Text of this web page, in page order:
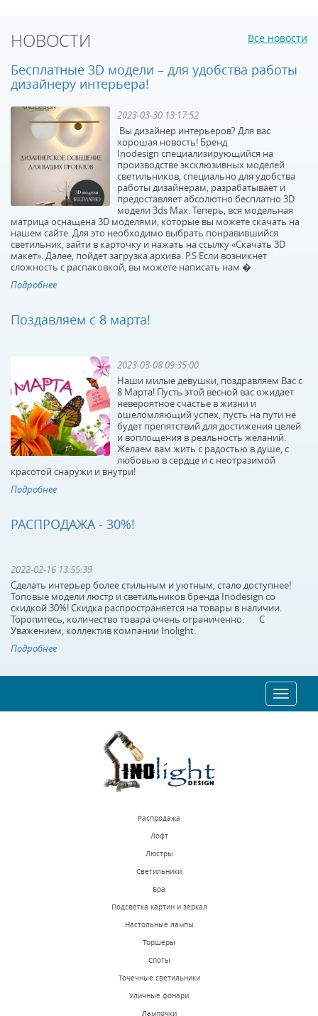
НОВОСТИ Все новости
Бесплатные 3D модели – для удобства работы
дизайнеру интерьера!
2023-03-30 13:17:52
Вы дизайнер интерьеров? Для вас
хорошая новость! Бренд
Inodesign специализирующийся на
производстве эксклюзивных моделей
светильников, специально для удобства
работы дизайнерам, разрабатывает и
предоставляет абсолютно бесплатно 3D
модели 3ds Max. Теперь, вся модельная
матрица оснащена 3D моделями, которые вы можете скачать на
нашем сайте. Для это необходимо выбрать понравившийся
светильник, зайти в карточку и нажать на ссылку «Скачать 3D
макет». Далее, пойдет загрузка архива. P.S Если возникнет
сложность с распаковкой, вы можете написать нам �
Подробнее
Поздавляем с 8 марта!
2023-03-08 09:35:00
Наши милые девушки, поздравляем Вас с
8 Марта! Пусть этой весной вас ожидает
невероятное счастье в жизни и
ошеломляющий успех, пусть на пути не
будет препятствий для достижения целей
и воплощения в реальность желаний.
Желаем вам жить с радостью в душе, с
любовью в сердце и с неотразимой
красотой снаружи и внутри!
Подробнее
РАСПРОДАЖА - 30%!
2022-02-16 13:55:39
Сделать интерьер более стильным и уютным, стало доступнее!
Топовые модели люстр и светильников бренда Inodesign со
скидкой 30%! Скидка распространяется на товары в наличии.
Торопитесь, количество товара очень ограниченно. С
Уважением, коллектив компании Inolight.
Подробнее
Toggle
Распродажа
Лофт
Люстры
Светильники
Бра
Подсветка картин и зеркал
Настольные лампы
Торшеры
Споты
Точечные светильники
Уличные фонари
Лампочки